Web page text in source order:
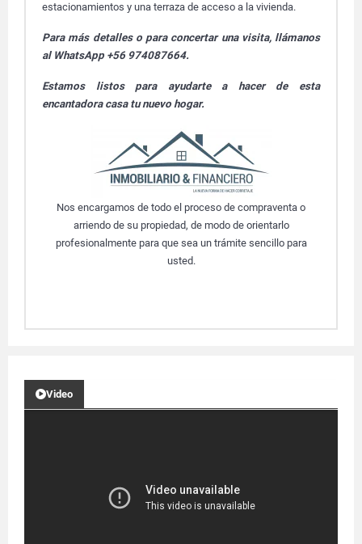
estacionamientos y una terraza de acceso a la vivienda.
Para más detalles o para concertar una visita, llámanos
al WhatsApp +56 974087664.
Estamos listos para ayudarte a hacer de esta
encantadora casa tu nuevo hogar.
Nos encargamos de todo el proceso de compraventa o
arriendo de su propiedad, de modo de orientarlo
profesionalmente para que sea un trámite sencillo para
usted.
Video